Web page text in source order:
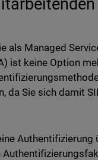
als Managed
ist keine Option
da Sie sich damit
Authentifizierung